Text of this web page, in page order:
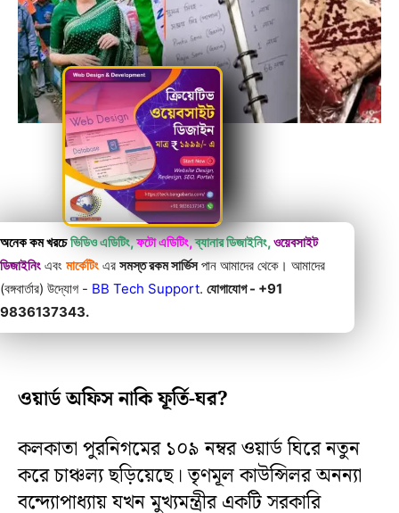
অনেক কম খরচে ভিডিও এডিটিং,ফটো এডিটিং,ব্যানার ডিজাইনিং,ওয়েবসাইট
ডিজাইনিং এবং মার্কেটিং এর সমস্ত রকম সার্ভিসপান আমাদের থেকে। আমাদের
(বঙ্গবার্তার) উদ্যোগ - BB Tech Support. যোগাযোগ - +91
9836137343.
ওয়ার্ড অফিস নাকি ফূর্তি-ঘর?
কলকাতা পুরনিগমের ১০৯ নম্বর ওয়ার্ড ঘিরে নতুন
করে চাঞ্চল্য ছড়িয়েছে। তৃণমূল কাউন্সিলর অনন্যা
বন্দ্যোপাধ্যায় যখন মুখ্যমন্ত্রীর একটি সরকারি